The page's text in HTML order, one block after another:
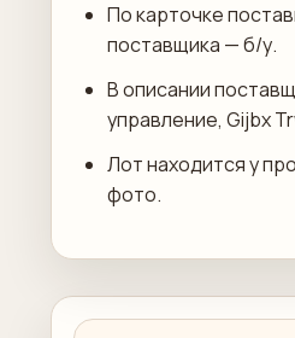
По карточке
поставщика — б/у.
В описании
управление, Gijbx
Лот находится у
фото.